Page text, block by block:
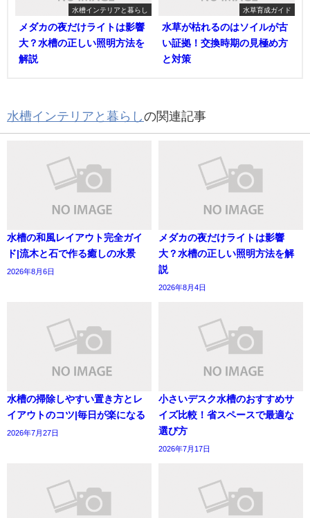
水槽インテリアと暮らし
メダカの夜だけライトは影響
大？水槽の正しい照明方法を
解説
水草育成ガイド
水草が枯れるのはソイルが古
い証拠！交換時期の見極め方
と対策
水槽インテリアと暮らしの関連記事
水槽の和風レイアウト完全ガイ
ド|流木と石で作る癒しの水景
2026年8月6日
メダカの夜だけライトは影響
大？水槽の正しい照明方法を解
説
2026年8月4日
水槽の掃除しやすい置き方とレ
イアウトのコツ|毎日が楽になる
2026年7月27日
小さいデスク水槽のおすすめサ
イズ比較！省スペースで最適な
選び方
2026年7月17日